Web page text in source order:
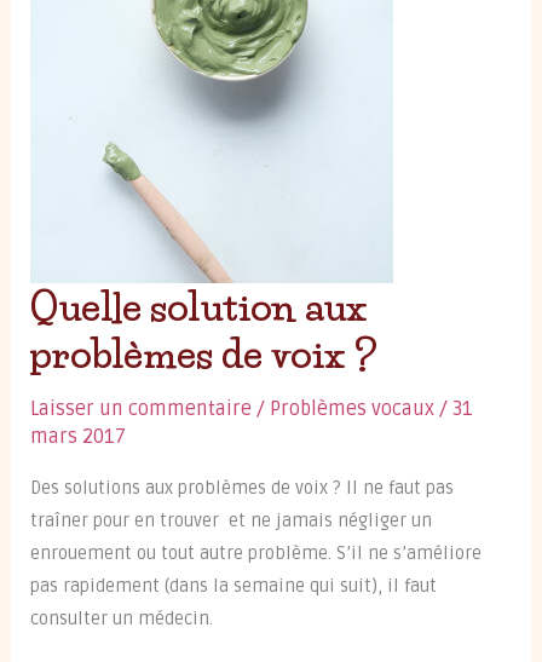
Quelle solution aux
problèmes de voix ?
Laisser un commentaire / Problèmes vocaux /31
mars 2017
Des solutions aux problèmes de voix ? Il ne faut pas
traîner pour en trouver et ne jamais négliger un
enrouement ou tout autre problème. S’il ne s’améliore
pas rapidement (dans la semaine qui suit), il faut
consulter un médecin.